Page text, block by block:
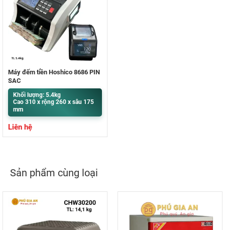
Máy đếm tiền Hoshico 8686 PIN
SẠC
Khối lượng: 5.4kg
Cao 310 x rộng 260 x sâu 175
mm
Liên hệ
Sản phẩm cùng loại